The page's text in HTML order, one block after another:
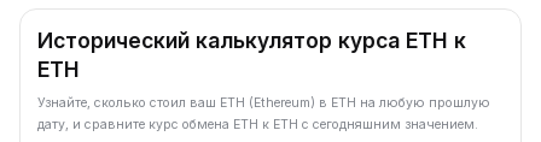
Исторический калькулятор курса ETH к
ETH
Узнайте, сколько стоил ваш ETH (Ethereum) в ETH на любую прошлую
дату, и сравните курс обмена ETH к ETH с сегодняшним значением.